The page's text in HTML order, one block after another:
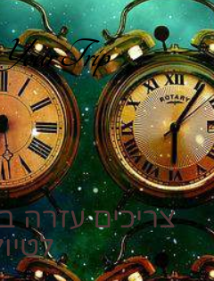
Trip
צריכים עזרה